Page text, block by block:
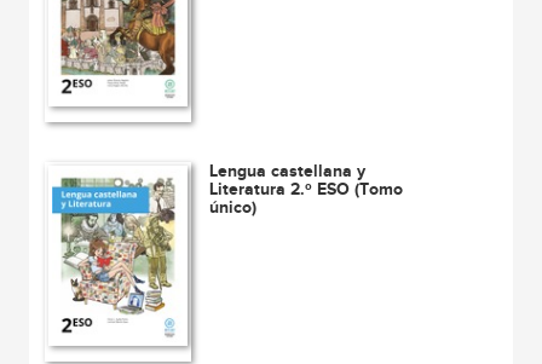
Lengua castellana y
Literatura 2.º ESO (Tomo
único)